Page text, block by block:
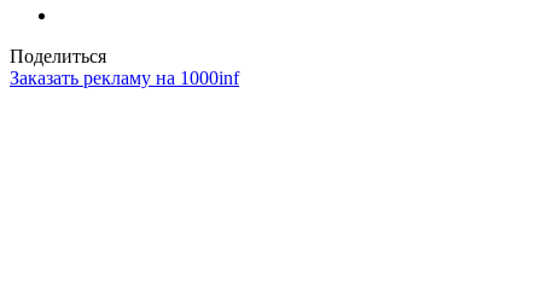
Поделиться
Заказать рекламу на 1000inf